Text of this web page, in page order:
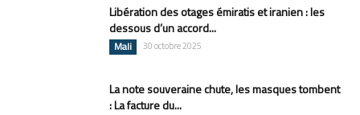
Libération des otages émiratis et iranien : les
dessous d’un accord...
Mali 30 octobre 2025
La note souveraine chute, les masques tombent
: La facture du...